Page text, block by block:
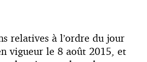
relatives à l’ordre du jour
vigueur le 8 août 2015, et